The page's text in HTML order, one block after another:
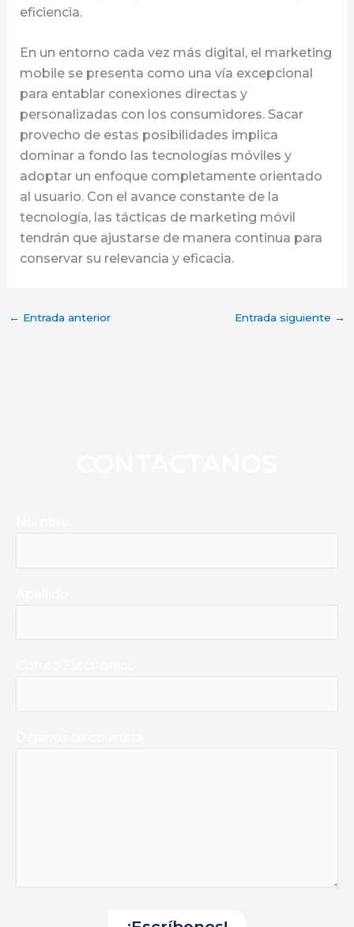
eficiencia.
En un entorno cada vez más digital, el marketing
mobile se presenta como una vía excepcional
para entablar conexiones directas y
personalizadas con los consumidores. Sacar
provecho de estas posibilidades implica
dominar a fondo las tecnologías móviles y
adoptar un enfoque completamente orientado
al usuario. Con el avance constante de la
tecnología, las tácticas de marketing móvil
tendrán que ajustarse de manera continua para
conservar su relevancia y eficacia.
← Entrada anterior Entrada siguiente →